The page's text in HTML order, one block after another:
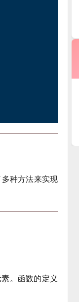
种方法来实现
。函数的定义